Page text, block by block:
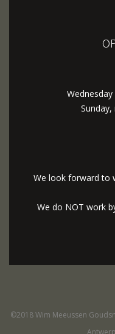
We look forward to
We do NOT work
©2018 Wim Meeussen